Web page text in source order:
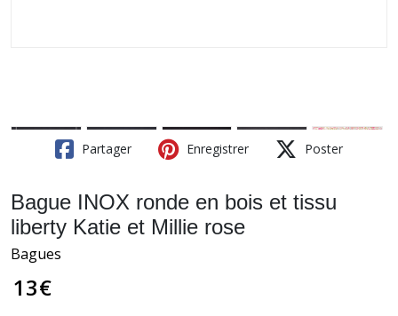
Partager Enregistrer Poster
Bague INOX ronde en bois et tissu
liberty Katie et Millie rose
Bagues
13€